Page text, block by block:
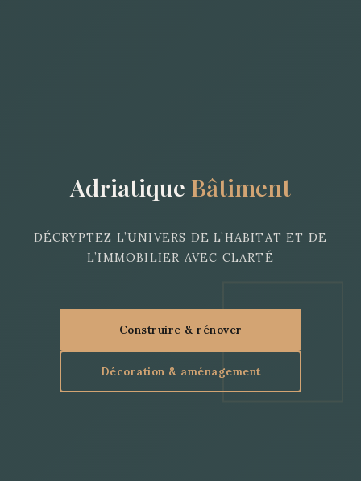
Adriatique Bâtiment
DÉCRYPTEZ L’UNIVERS DE L’HABITAT ET DE
L’IMMOBILIER AVEC CLARTÉ
Construire & rénover
Décoration & aménagement